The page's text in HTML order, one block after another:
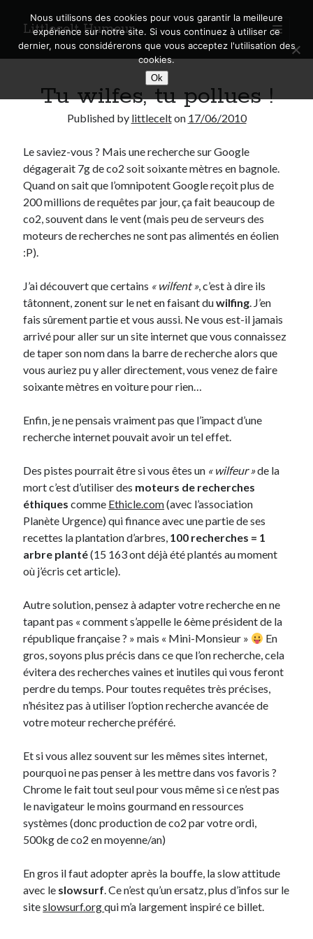
Littlecelt Humeur
open
primary
menu
Sidebar
Search
Derniers articles
Municipales 2026 : Lyon, Métropole et Caluire, mon choix pour l’avenir
Explorez les Chemins Enchantés à Vélo : Aventures Familiales près de
Lyon !
Quel Lyonnais es-tu, Renaud Ducher ?
Lyon ?
Comment je vis ma vie sur un vélo
Derniers Commentaires
Entretien ménagerdansT’as vu quoi ? #52
JFdansC’était pas mieux avant… à Lyon
AnthonydansComment j’ai opéré ma vélorution toute personnelle
Renaud DucherdansComment j’ai opéré ma vélorution toute
Commentaires récents
Entretien ménager dans
C’était pas mieux avant… à Lyon
dans
Comment j’ai opéré ma vélorution toute personnelle
Anthony
Comment j’ai opéré ma vélorution toute personnelle
personnelle
On parle de quoi ?
A Lyon
Bon plan du dimanche
Coup de coeur
Engagé
Geek
Green
Humeur
Lectures
Lyon
Mini-monsieur
Non classé
Parole de Follower
Tu wilfes, tu pollues !
Published by littlecelton 17/06/2010
Le saviez-vous ? Mais une recherche sur Google
dégagerait 7g de co2 soit soixante mètres en bagnole.
Quand on sait que l’omnipotent Google reçoit plus de
200 millions de requêtes par jour, ça fait beaucoup de
co2, souvent dans le vent (mais peu de serveurs des
moteurs de recherches ne sont pas alimentés en éolien
:P).
J’ai découvert que certains « wilfent », c’est à dire ils
tâtonnent, zonent sur le net en faisant duwilfing. J’en
fais sûrement partie et vous aussi. Ne vous est-il jamais
arrivé pour aller sur un site internet que vous connaissez
de taper son nom dans la barre de recherche alors que
vous auriez pu y aller directement, vous venez de faire
soixante mètres en voiture pour rien…
Enfin, je ne pensais vraiment pas que l’impact d’une
recherche internet pouvait avoir un tel effet.
Des pistes pourrait être si vous êtes un « wilfeur »de la
mort c’est d’utiliser des moteurs de recherches
éthiques comme Ethicle.com(avec l’association
Planète Urgence) qui finance avec une partie de ses
recettes la plantation d’arbres, 100 recherches = 1
arbre planté(15 163 ont déjà été plantés au moment
où j’écris cet article).
Autre solution, pensez à adapter votre recherche en ne
tapant pas « comment s’appelle le 6ème président de la
république française ? » mais « Mini-Monsieur »
En
gros, soyons plus précis dans ce que l’on recherche, cela
évitera des recherches vaines et inutiles qui vous feront
perdre du temps. Pour toutes requêtes très précises,
n’hésitez pas à utiliser l’option recherche avancée de
votre moteur recherche préféré.
Et si vous allez souvent sur les mêmes sites internet,
pourquoi ne pas penser à les mettre dans vos favoris ?
Chrome le fait tout seul pour vous même si ce n’est pas
le navigateur le moins gourmand en ressources
systèmes (donc production de co2 par votre ordi,
500kg de co2 en moyenne/an)
En gros il faut adopter après la bouffe, la slow attitude
avec le slowsurf. Ce n’est qu’un ersatz, plus d’infos sur le
siteslowsurf.orgqui m’a largement inspiré ce billet.
Nous utilisons des cookies pour vous garantir la meilleure
expérience sur notre site. Si vous continuez à utiliser ce
dernier, nous considérerons que vous acceptez l'utilisation des
cookies.
Ok